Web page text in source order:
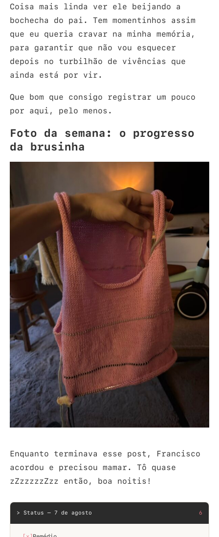
Coisa mais linda ver ele beijando a
bochecha do pai. Tem momentinhos assim
que eu queria cravar na minha memória,
para garantir que não vou esquecer
depois no turbilhão de vivências que
ainda está por vir.
Que bom que consigo registrar um pouco
por aqui, pelo menos.
Foto da semana: o progresso
da brusinha
Enquanto terminava esse post, Francisco
acordou e precisou mamar. Tô quase
zZzzzzzZzz então, boa noitis!
> Status — 7 de agosto 6